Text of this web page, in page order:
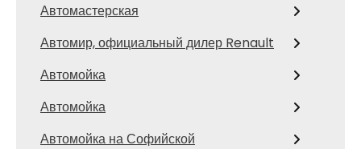
Автомастерская
Автомир, официальный дилер Renault
Автомойка
Автомойка
Автомойка на Софийской